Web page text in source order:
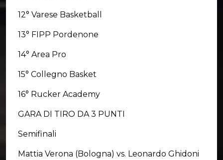
12° Varese Basketball
13° FIPP Pordenone
14° Area Pro
15° Collegno Basket
16° Rucker Academy
GARA DI TIRO DA 3 PUNTI
Semifinali
Mattia Verona (Bologna) vs. Leonardo Ghidoni